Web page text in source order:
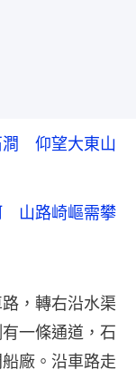
澗 仰望大東山
山路崎嶇需攀
，轉右沿水渠
一條通道，石
廠。沿車路走